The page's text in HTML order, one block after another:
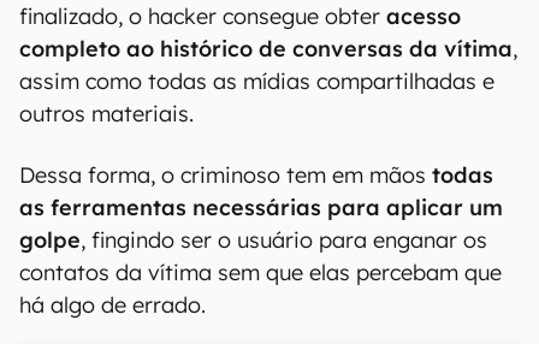
finalizado, o hacker consegue obter acesso
completo ao histórico de conversas da vítima,
assim como todas as mídias compartilhadas e
outros materiais.
Dessa forma, o criminoso tem em mãos todas
as ferramentas necessárias para aplicar um
golpe, fingindo ser o usuário para enganar os
contatos da vítima sem que elas percebam que
há algo de errado.